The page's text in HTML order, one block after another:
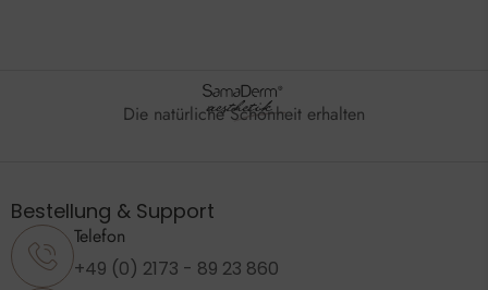
Die natürliche Schönheit erhalten
Bestellung & Support
Telefon
+49 (0) 2173 - 89 23 860